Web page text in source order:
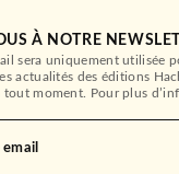
À NOTRE
sera uniquement utilisée
actualités des éditions
tout moment. Pour plus